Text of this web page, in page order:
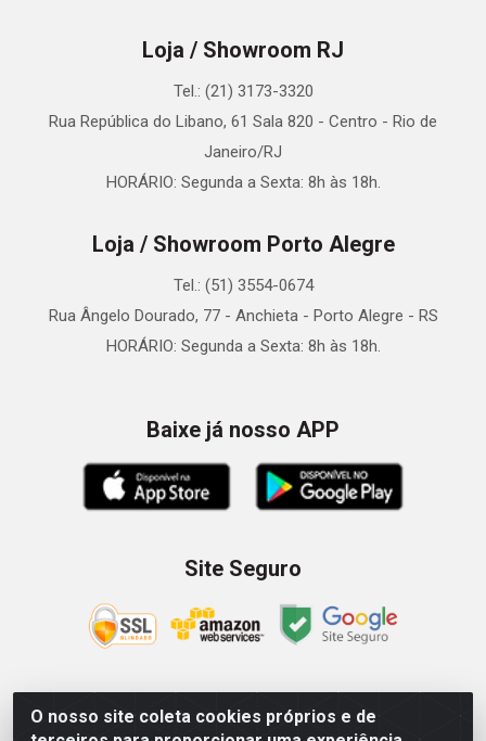
O nosso site coleta cookies próprios e de
Loja / Showroom RJ
Tel.: (21) 3173-3320
Rua República do Libano, 61 Sala 820 - Centro - Rio de
Janeiro/RJ
HORÁRIO: Segunda a Sexta: 8h às 18h.
Loja / Showroom Porto Alegre
Tel.: (51) 3554-0674
Rua Ângelo Dourado, 77 - Anchieta - Porto Alegre - RS
HORÁRIO: Segunda a Sexta: 8h às 18h.
Baixe já nosso APP
Site Seguro
Zein Importação e Comércio LTDA - Av. Senador Queiróz, 274